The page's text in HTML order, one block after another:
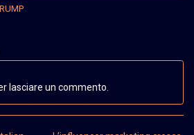
lasciare un commento.